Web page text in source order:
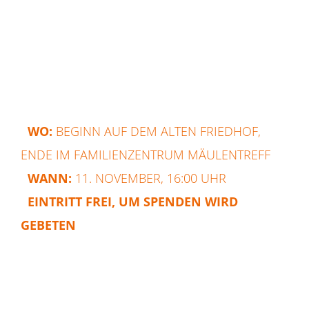
WO: BEGINN AUF DEM ALTEN FRIEDHOF,
ENDE IM FAMILIENZENTRUM MÄULENTREFF
WANN: 11. NOVEMBER, 16:00 UHR
EINTRITT FREI, UM SPENDEN WIRD
GEBETEN